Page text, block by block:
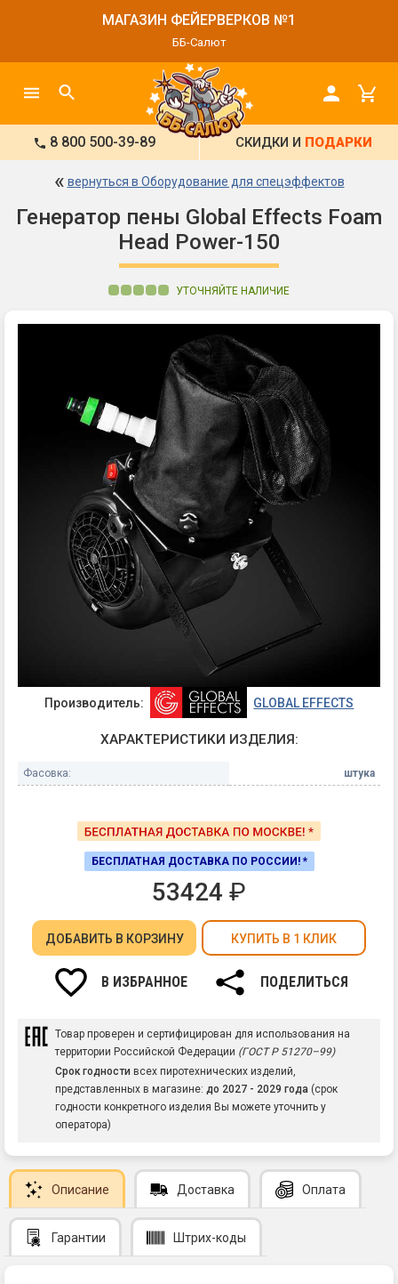
МАГАЗИН ФЕЙЕРВЕРКОВ №1
ББ-Салют
8 800 500-39-89 СКИДКИ И ПОДАРКИ
« вернуться в Оборудование для спецэффектов
Генератор пены Global Effects Foam
Head Power-150
УТОЧНЯЙТЕ НАЛИЧИЕ
Производитель: GLOBAL EFFECTS
ХАРАКТЕРИСТИКИ ИЗДЕЛИЯ:
Фасовка: штука
БЕСПЛАТНАЯ ДОСТАВКА ПО РОССИИ! *
53424 ₽
ДОБАВИТЬ В КОРЗИНУ КУПИТЬ В 1 КЛИК
В ИЗБРАННОЕ ПОДЕЛИТЬСЯ
Товар проверен и сертифицирован для использования на
территории Российской Федерации (ГОСТ Р 51270–99)
Срок годности всех пиротехнических изделий,
представленных в магазине: до 2027 - 2029 года (срок
годности конкретного изделия Вы можете уточнить у
оператора)
Описание Доставка Оплата
Гарантии Штрих-коды